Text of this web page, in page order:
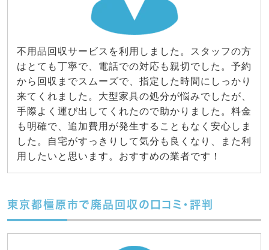
不用品回収サービスを利用しました。スタッフの方
はとても丁寧で、電話での対応も親切でした。予約
から回収までスムーズで、指定した時間にしっかり
来てくれました。大型家具の処分が悩みでしたが、
手際よく運び出してくれたので助かりました。料金
も明確で、追加費用が発生することもなく安心しま
した。自宅がすっきりして気分も良くなり、また利
用したいと思います。おすすめの業者です！
東京都橿原市で廃品回収の口コミ・評判